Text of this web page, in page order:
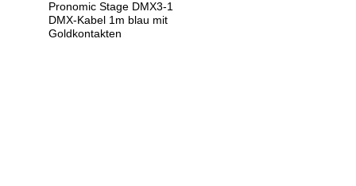
Pronomic Stage DMX3-1
DMX-Kabel 1m blau mit
Goldkontakten